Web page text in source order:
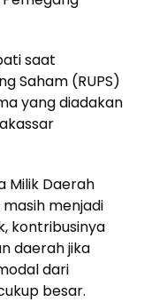
saat
Saham (RUPS)
yang diadakan
Milik Daerah
masih menjadi
kontribusinya
daerah jika
dari
besar.